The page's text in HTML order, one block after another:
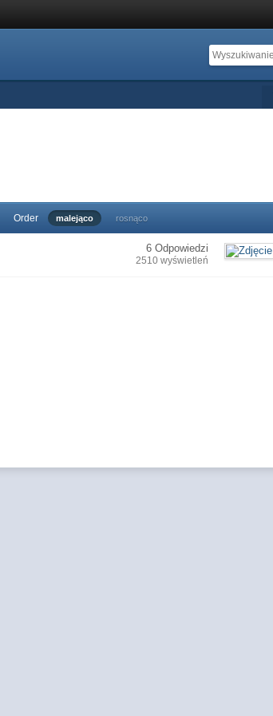
Order malejąco rosnąco
6 Odpowiedzi
2510 wyświetleń